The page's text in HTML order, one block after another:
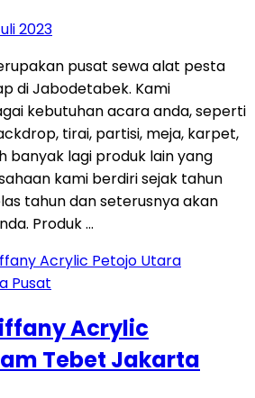
2023
pusat sewa alat pesta
di Jabodetabek. Kami
kebutuhan acara anda, seperti
tirai, partisi, meja, karpet,
banyak lagi produk lain yang
kami berdiri sejak tahun
tahun dan seterusnya akan
Produk …
Acrylic
Tebet Jakarta